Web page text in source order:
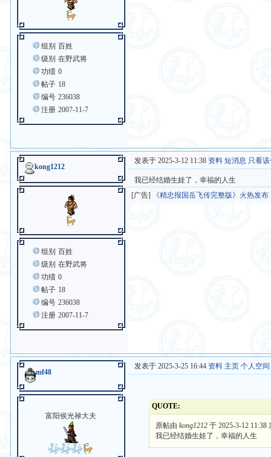
组别 百姓
级别 在野武将
功绩 0
帖子 18
编号 236038
注册 2007-11-7
kong1212
组别 百姓
级别 在野武将
功绩 0
帖子 18
编号 236038
注册 2007-11-7
发表于 2025-3-12 11:38 资料 短消息 只看
我已经结婚生娃了，幸福的人生
[广告]
《精忠报国岳飞传完整版》火热发布
mf48
富阳侯光禄大夫
发表于 2025-3-25 16:44 资料 主页 个人空间
QUOTE:
原帖由kong1212 于 2025-3-12 11:38
我已经结婚生娃了，幸福的人生